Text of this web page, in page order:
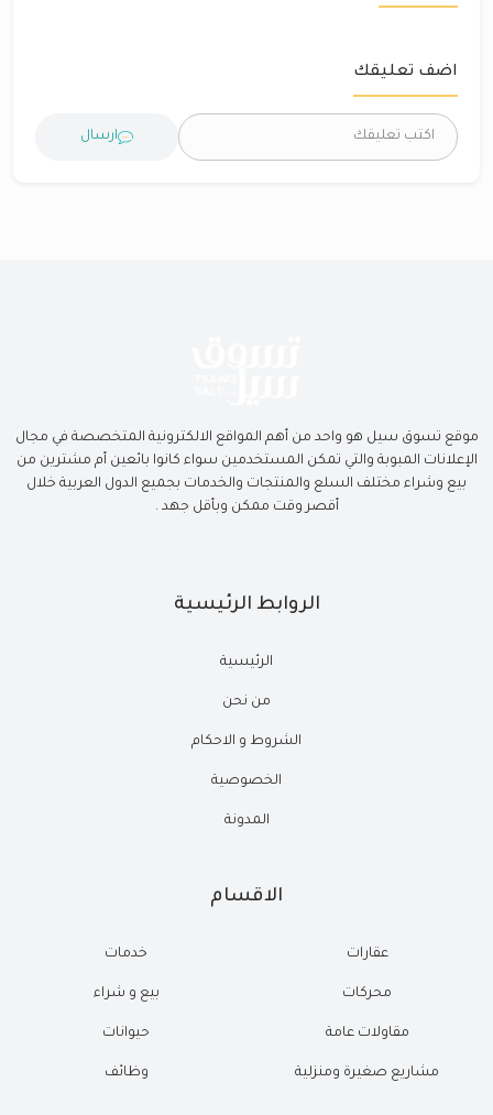
اضف تعليقك
ارسال
موقع تسوق سيل هو واحد من أهم المواقع الالكترونية المتخصصة في مجال
الإعلانات المبوبة والتي تمكن المستخدمين سواء كانوا بائعين أم مشترين من
بيع وشراء مختلف السلع والمنتجات والخدمات بجميع الدول العربية خلال
أقصر وقت ممكن وبأقل جهد .
الروابط الرئيسية
الرئيسية
من نحن
الشروط و الاحكام
الخصوصية
المدونة
الاقسام
عقارات
محركات
مقاولات عامة
مشاريع صغيرة ومنزلية
خدمات
بيع و شراء
حيوانات
وظائف